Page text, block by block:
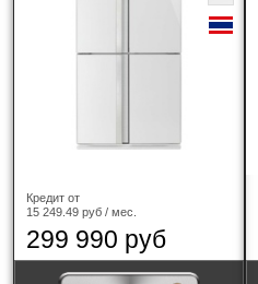
Морозильная камера вверху(26)
Многодверный(11)
Side-by-side(9)
Высота холодильника, см
Кредит от
15 249.49 руб / мес.
299 990 руб